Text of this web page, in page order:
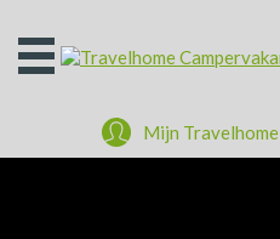
Open
het
Mijn Travelhome